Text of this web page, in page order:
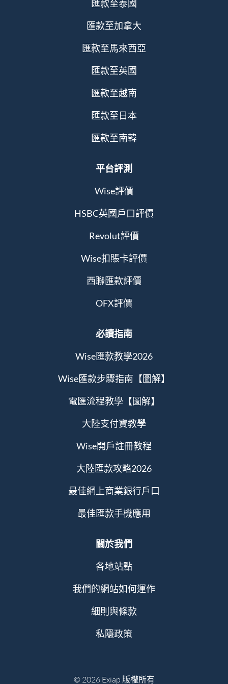
匯款至泰國
匯款至加拿大
匯款至馬來西亞
匯款至英國
匯款至越南
匯款至日本
匯款至南韓
平台評測
Wise評價
HSBC英國戶口評價
Revolut評價
Wise扣賬卡評價
西聯匯款評價
OFX評價
必讀指南
Wise匯款教學2026
Wise匯款步驟指南【圖解】
電匯流程教學【圖解】
大陸支付寶教學
Wise開戶註冊教程
大陸匯款攻略2026
最佳網上商業銀行戶口
最佳匯款手機應用
關於我們
各地站點
我們的網站如何運作
細則與條款
私隱政策
© 2026 Exiap 版權所有